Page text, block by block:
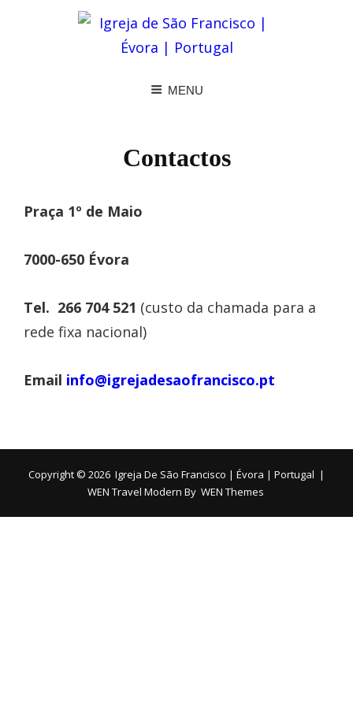
MENU
Contactos
Praça 1º de Maio
7000-650 Évora
Tel. 266 704 521 (custo da chamada para a
rede fixa nacional)
Email info@igrejadesaofrancisco.pt
Copyright © 2026 Igreja De São Francisco | Évora | Portugal |
WEN Travel Modern By WEN Themes